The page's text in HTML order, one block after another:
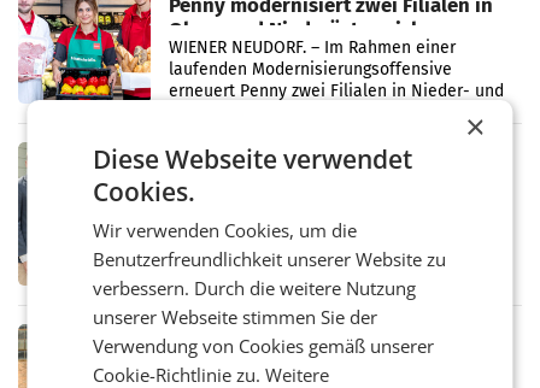
Penny modernisiert zwei Filialen in
Ober- und Niederösterreich
WIENER NEUDORF. – Im Rahmen einer
laufenden Modernisierungsoffensive
erneuert Penny zwei Filialen in Nieder- und
RETAIL
Alles bereit für den Wechsel: Jürgen
WIENER NEUDORF. – Die geplante
Zusammenarbeit zwischen Adeg und dem
Vorarlberger Kaufmann Jürgen Albrecht ist
kartellrechtlich freigegeben: Die
Bundeswettbewerbsbehörde und der
Bundeskartellanwalt
MOBILITY BUSINESS
Rekordergebnis im Juli: Leapmotor
×
Diese Webseite verwendet
Cookies.
Wir verwenden Cookies, um die
Benutzerfreundlichkeit unserer Website zu
verbessern. Durch die weitere Nutzung
unserer Webseite stimmen Sie der
Verwendung von Cookies gemäß unserer
Cookie-Richtlinie zu.Weitere